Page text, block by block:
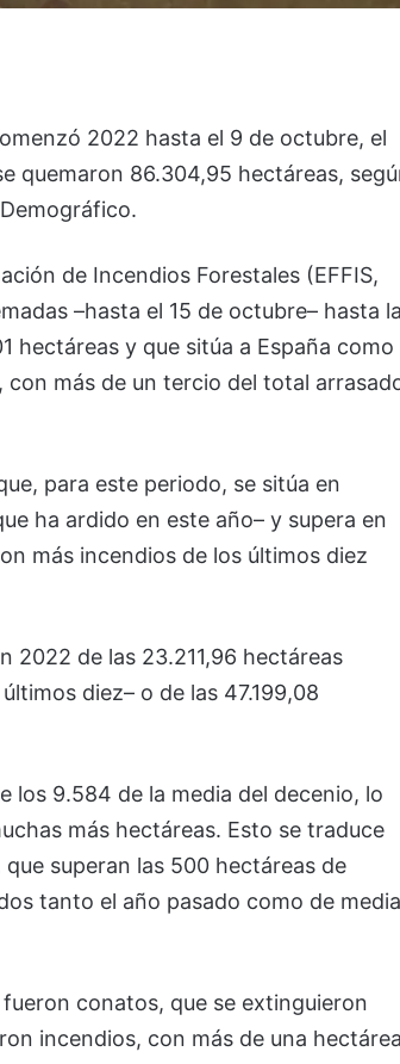
2022 hasta el 9 de octubre, el
quemaron 86.304,95 hectáreas,
de Incendios Forestales (EFFIS,
–hasta el 15 de octubre– hasta
hectáreas y que sitúa a España como
con más de un tercio del total
para este periodo, se sitúa en
ha ardido en este año– y supera en
más incendios de los últimos diez
2022 de las 23.211,96 hectáreas
diez– o de las 47.199,08
9.584 de la media del decenio, lo
más hectáreas. Esto se traduce
superan las 500 hectáreas de
tanto el año pasado como de media
conatos, que se extinguieron
incendios, con más de una